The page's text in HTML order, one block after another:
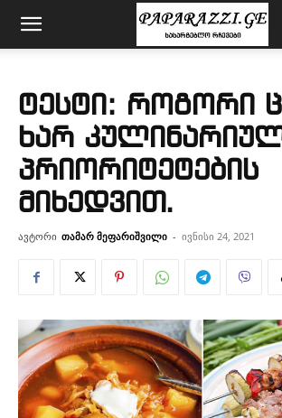
ტესტი: როგორი
ხარ
პრიორიტეტების
მიხედვით.
ავტორი თამარ მეფარიშვილი - ივნისი 24, 2021